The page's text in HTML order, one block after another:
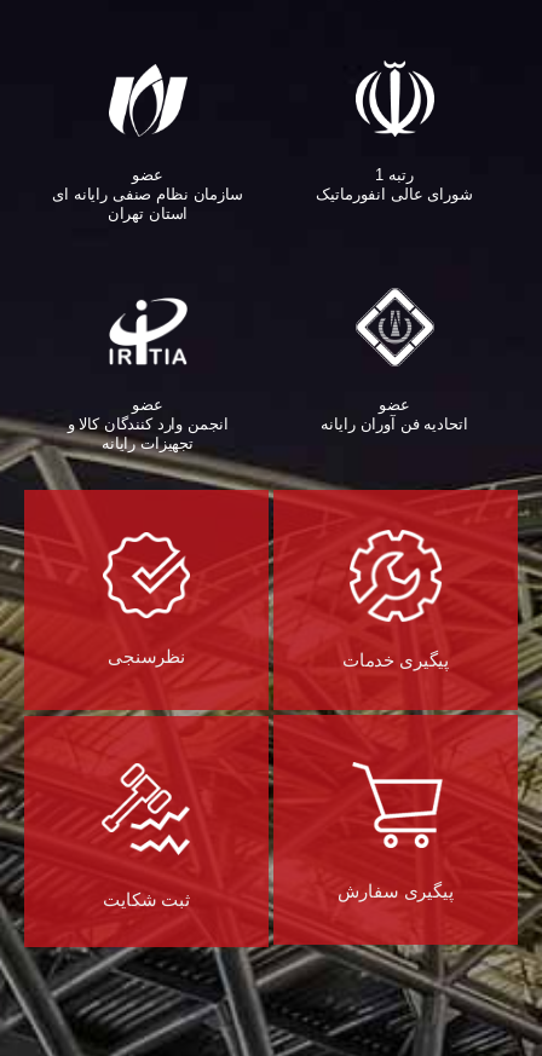
رتبه 1
شورای عالی انفورماتیک
عضو
سازمان نظام صنفی رایانه ای
استان تهران
عضو
اتحادیه فن آوران رایانه
عضو
انجمن وارد کنندگان کالا و
تجهیزات رایانه‌
پیگیری خدمات نظرسنجی
پیگیری سفارش ثبت شکایت